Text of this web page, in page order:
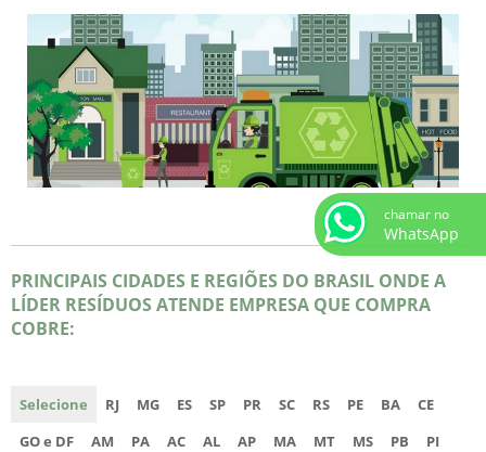
PRINCIPAIS CIDADES E REGIÕES DO BRASIL ONDE A
LÍDER RESÍDUOS ATENDE EMPRESA QUE COMPRA
COBRE:
Selecione RJ MG ES SP PR SC RS PE BA
CE
GO e DF
AM PA AC AL AP MA MT MS PB
PI
chamar no
WhatsApp